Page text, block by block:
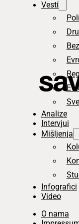
Vesti
Analize
Intervjui
Mišljenja
Infografici
Video
O nama